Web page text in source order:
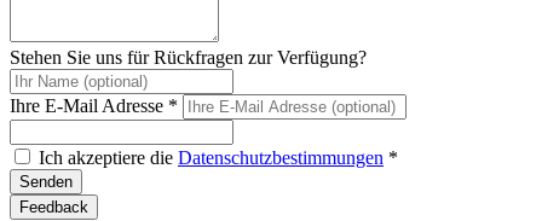
Stehen Sie uns für Rückfragen zur Verfügung?
Ihre E-Mail Adresse *
Ich akzeptiere die Datenschutzbestimmungen *
Feedback